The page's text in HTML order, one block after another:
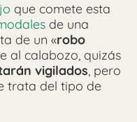
que comete esta
de una
de un «robo
al calabozo, quizás
vigilados, pero
trata del tipo de